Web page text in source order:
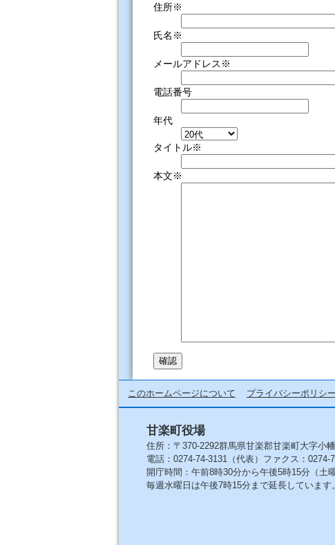
住所※
氏名※
メールアドレス※
電話番号
年代
タイトル※
本文※
このホームページについて プライバシーポリシー
甘楽町役場
住所：〒370-2292群馬県甘楽郡甘楽町大字小
電話：0274-74-3131（代表）ファクス：0274-
開庁時間：午前8時30分から午後5時15分（土
毎週水曜日は午後7時15分まで延長しています。